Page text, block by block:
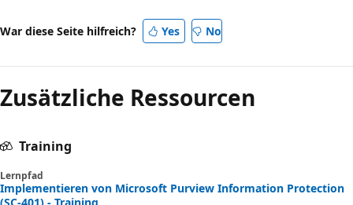
War diese Seite hilfreich? Yes No
Zusätzliche Ressourcen
Training
Lernpfad
Implementieren von Microsoft Purview Information Protection
(SC-401) - Training